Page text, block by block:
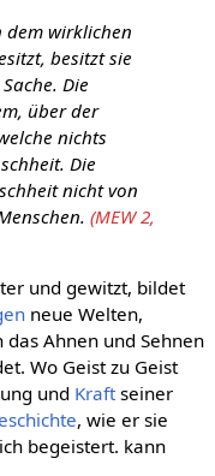
dem wirklichen
besitzt sie
Die
über der
nichts
Die
nicht von
(MEW 2,
und gewitzt, bildet
neue Welten,
das Ahnen und Sehnen
Wo Geist zu Geist
und Kraftseiner
, wie er sie
begeistert. kann